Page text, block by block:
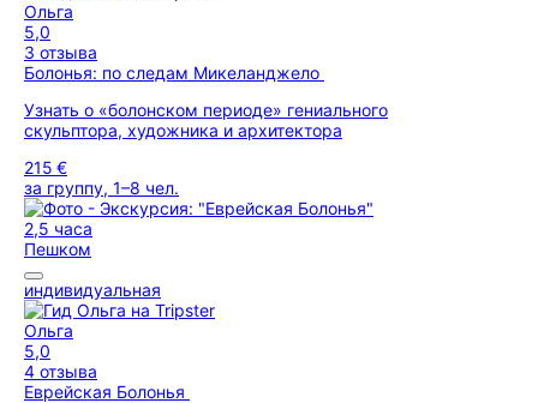
Ольга
5,0
3 отзыва
Болонья: по следам Микеланджело
Узнать о «болонском периоде» гениального
скульптора, художника и архитектора
215 €
за группу, 1–8 чел.
2,5 часа
Пешком
индивидуальная
Ольга
5,0
4 отзыва
Еврейская Болонья